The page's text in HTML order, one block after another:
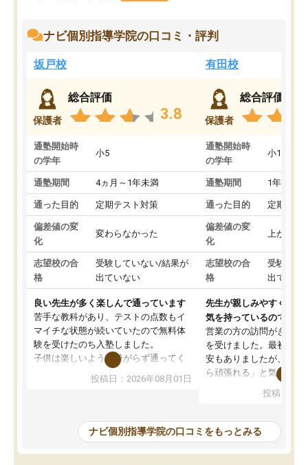
ナビ個別指導学院の口コミ・評判
坂戸校
保護者
総合評価
3.8
通塾開始時
の学年
小5
通塾期間 4ヵ月～1年未満
通った目的 定期テスト対策
偏差値の変
化
変わらなかった
志望校の合
格
受験していない/結果が
出ていない
良い先生が多く楽しんで通っています
苦手な教科があり、テストの点数もイ
マイチな状態が続いていたので無料体
験を受けたのち入塾しました。
子供は楽しいようで嫌がらず通ってく
先生は良い方が多く、いつも笑顔で対
教室は少し狭い印象なので夜の時間帯
など生徒さんが多い時間帯は手狭では
ないかな？と感じます。
投稿日：2026年08月01日
有田校
保護者
総合評価
通塾開始時
の学年
小1
通塾期間 1年以上
通った目的 定期テス
偏差値の変
化
上がった
志望校の合
格
受験して
出ていな
先生が親しみやすく勉強
気を持っているので安心
営業の方の訪問がきっか
を受けました。最初は続
安もありましたが、子ど
ら頑張れる」と気に入り
ても分かりやすく、学
方を丁寧に教えてくださ
が深まっていると感じま
熱心で、一人ひとりの苦
投稿日：
ナビ個別指導学院の口コミをもっとみる